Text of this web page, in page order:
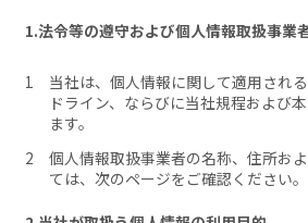
1.法令等の遵守および個人情報取扱事業
当社は、個人情報に関して適用され
ドライン、ならびに当社規程および
ます。
個人情報取扱事業者の名称、住所お
ては、次のページをご確認ください。